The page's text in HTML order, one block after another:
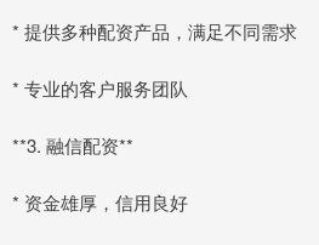
* 提供多种配资产品，满足不同需求
* 专业的客户服务团队
**3. 融信配资**
* 资金雄厚，信用良好